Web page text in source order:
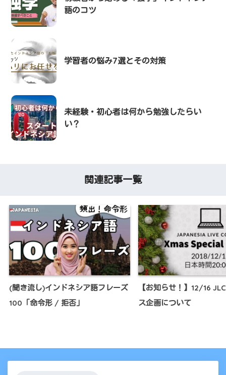
語のコツ
学習者の悩み7選とその対策
未経験・初心者は何から勉強したらい
い？
関連記事一覧
(聞き流し)インドネシア語フレーズ
100「命令形 / 拒否」
【お知らせ！】12/16
ス企画について